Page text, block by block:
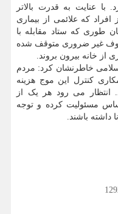
عنایت به قدرت بالاتر
که علائمی از بیماری
طوری که ستاد مقابله با
غیر ضروری متوقف شده
از خانه بیرون بروند.
خاطرنشان کرد: مردم
کنترل این موج هزینه
انتظار می رود هر یک از
مسئولیت کرده و توجه
داشته باشند.